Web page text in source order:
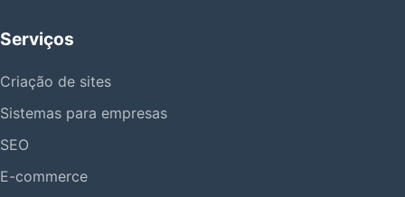
Serviços
Criação de sites
Sistemas para empresas
SEO
E-commerce